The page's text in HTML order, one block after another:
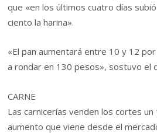
que «en los últimos cuatro días
ciento la harina».
«El pan aumentará entre 10 y 12
a rondar en 130 pesos», sostuvo el
CARNE
Las carnicerías venden los cortes
aumento que viene desde el